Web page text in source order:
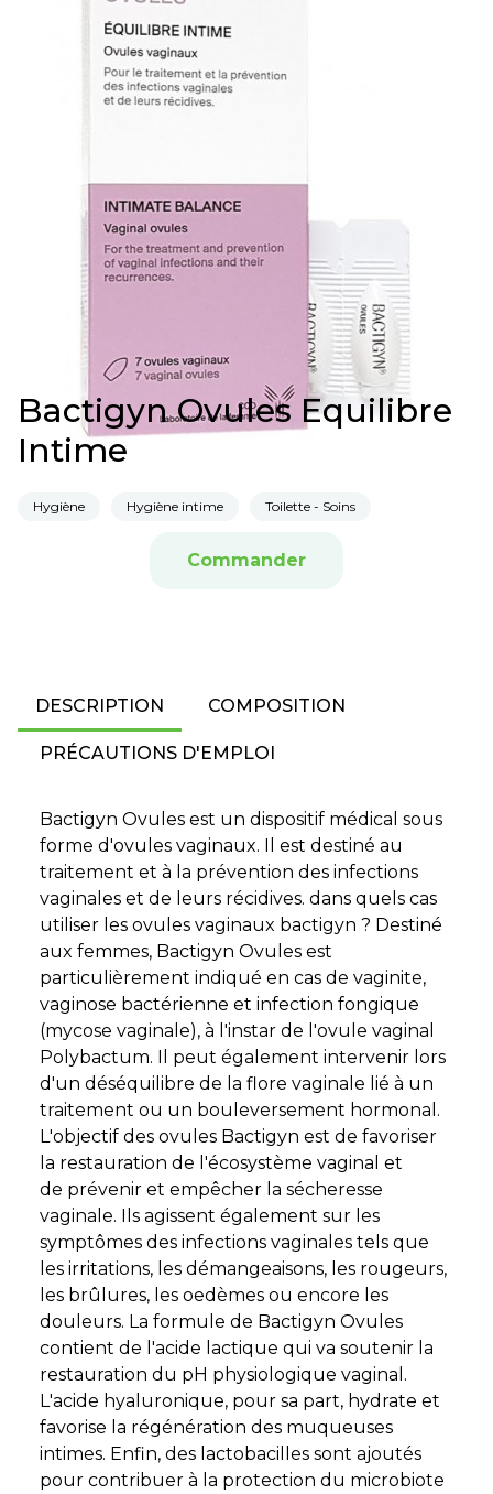
Bactigyn Ovules Equilibre
Intime
Hygiène Hygiène intime Toilette - Soins
Commander
DESCRIPTION COMPOSITION
PRÉCAUTIONS D'EMPLOI
Bactigyn Ovules est un dispositif médical sous
forme d'ovules vaginaux. Il est destiné au
traitement et à la prévention des infections
vaginales et de leurs récidives. dans quels cas
utiliser les ovules vaginaux bactigyn ? Destiné
aux femmes, Bactigyn Ovules est
particulièrement indiqué en cas de vaginite,
vaginose bactérienne et infection fongique
(mycose vaginale), à l'instar de l'ovule vaginal
Polybactum. Il peut également intervenir lors
d'un déséquilibre de la flore vaginale lié à un
traitement ou un bouleversement hormonal.
L'objectif des ovules Bactigyn est de favoriser
la restauration de l'écosystème vaginal et
de prévenir et empêcher la sécheresse
vaginale. Ils agissent également sur les
symptômes des infections vaginales tels que
les irritations, les démangeaisons, les rougeurs,
les brûlures, les oedèmes ou encore les
douleurs. La formule de Bactigyn Ovules
contient de l'acide lactique qui va soutenir la
restauration du pH physiologique vaginal.
L'acide hyaluronique, pour sa part, hydrate et
favorise la régénération des muqueuses
intimes. Enfin, des lactobacilles sont ajoutés
pour contribuer à la protection du microbiote